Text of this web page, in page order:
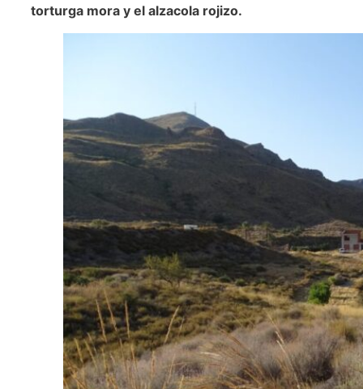
torturga mora y el alzacola rojizo.